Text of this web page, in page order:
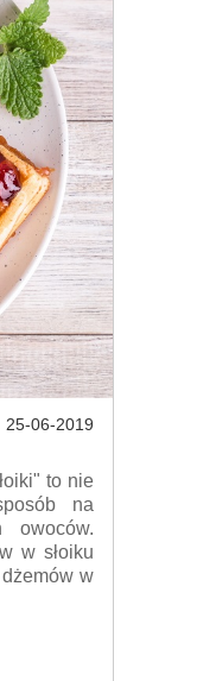
25-06-2019
to nie
na
owoców.
w słoiku
w